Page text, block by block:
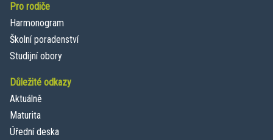
Pro rodiče
Harmonogram
Školní poradenství
Studijní obory
Důležité odkazy
Aktuálně
Maturita
Úřední deska